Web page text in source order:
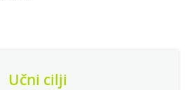
Učni cilji